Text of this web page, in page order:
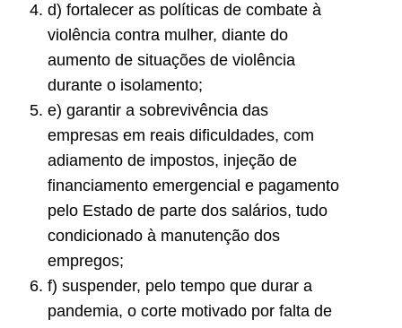
d) fortalecer as políticas de combate à
violência contra mulher, diante do
aumento de situações de violência
durante o isolamento;
e) garantir a sobrevivência das
empresas em reais dificuldades, com
adiamento de impostos, injeção de
financiamento emergencial e pagamento
pelo Estado de parte dos salários, tudo
condicionado à manutenção dos
empregos;
f) suspender, pelo tempo que durar a
pandemia, o corte motivado por falta de